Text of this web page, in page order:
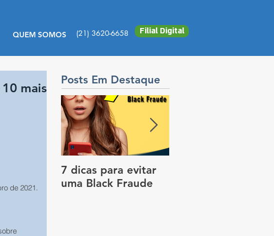
QUEM SOMOS (21) 3620-6658 Filial Digital
mais
de 2021.
Posts Em Destaque
7 dicas para evitar
uma Black Fraude